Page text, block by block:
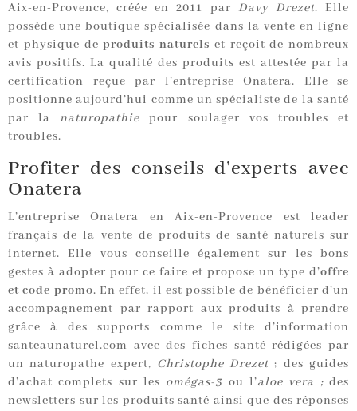
Aix-en-Provence, créée en 2011 par Davy Drezet. Elle
possède une boutique spécialisée dans la vente en ligne
et physique deproduits naturels et reçoit de nombreux
avis positifs. La qualité des produits est attestée par la
certification reçue par l’entreprise Onatera. Elle se
positionne aujourd’hui comme un spécialiste de la santé
par lanaturopathie pour soulager vos troubles et
troubles.
Profiter des conseils d’experts avec
Onatera
L’entreprise Onatera en Aix-en-Provence est leader
français de la vente de produits de santé naturels sur
internet. Elle vous conseille également sur les bons
gestes à adopter pour ce faire et propose un type d’offre
et code promo. En effet, il est possible de bénéficier d’un
accompagnement par rapport aux produits à prendre
grâce à des supports comme le site d’information
santeaunaturel.com avec des fiches santé rédigées par
un naturopathe expert, Christophe Drezet; des guides
d’achat complets sur les omégas-3 ou l’aloe vera ;des
newsletters sur les produits santé ainsi que des réponses